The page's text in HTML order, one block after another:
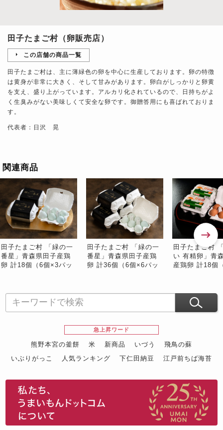
田子たまご村（卵販売店）
この店舗の商品一覧
田子たまご村は、主に薄緑色の卵を中心に生産しております。卵の特徴
は黄身が非常に大きく、そして甘みがあります。卵白がしっかりと卵黄
を支え、盛り上がっています。アルカリ化されているので、日持ちがよ
く生臭みがない美味しくて安全な卵です。御贈答用にも喜ばれておりま
す。
代表者：日沢 晃
関連商品
田子たまご村 「緑の一
番星」青森県田子産鶏
卵 計18個（6個×3パッ
田子たまご村 「緑の一
番星」青森県田子産鶏
卵 計36個（6個×6パッ
田子たまご村
い 有精卵」青
産鶏卵 計18個
急上昇ワード
熊野本宮の釜餅 米 新商品 いづう
飛鳥の蘇
いぶりがっこ
人気ランキング 下仁田納豆
江戸前ちば海苔